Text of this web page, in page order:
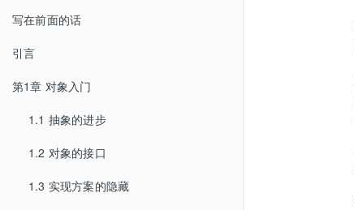
写在前面的话
引言
第1章 对象入门
1.1 抽象的进步
1.2 对象的接口
1.3 实现方案的隐藏